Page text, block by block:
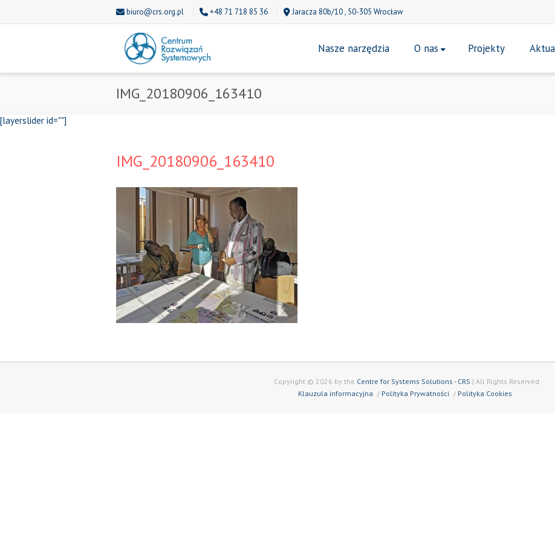
biuro@crs.org.pl +48 71 718 85 36 Jaracza 80b/10 , 50-305 Wrocław
Nasze narzędzia O nas Projekty
IMG_20180906_163410
[layerslider id=""]
IMG_20180906_163410
Copyright © 2026 by the Centre for Systems Solutions - CRS | All Rights Reserved
Klauzula informacyjna
Polityka Prywatności Polityka Cookies